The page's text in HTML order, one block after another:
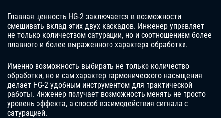
Главная ценность HG-2 заключается в возможности
смешивать вклад этих двух каскадов. Инженер управляет
не только количеством сатурации, но и соотношением более
плавного и более выраженного характера обработки.
Именно возможность выбирать не только количество
обработки, но и сам характер гармонического насыщения
делает HG-2 удобным инструментом для практической
работы. Инженер получает возможность менять не просто
уровень эффекта, а способ взаимодействия сигнала с
сатурацией.